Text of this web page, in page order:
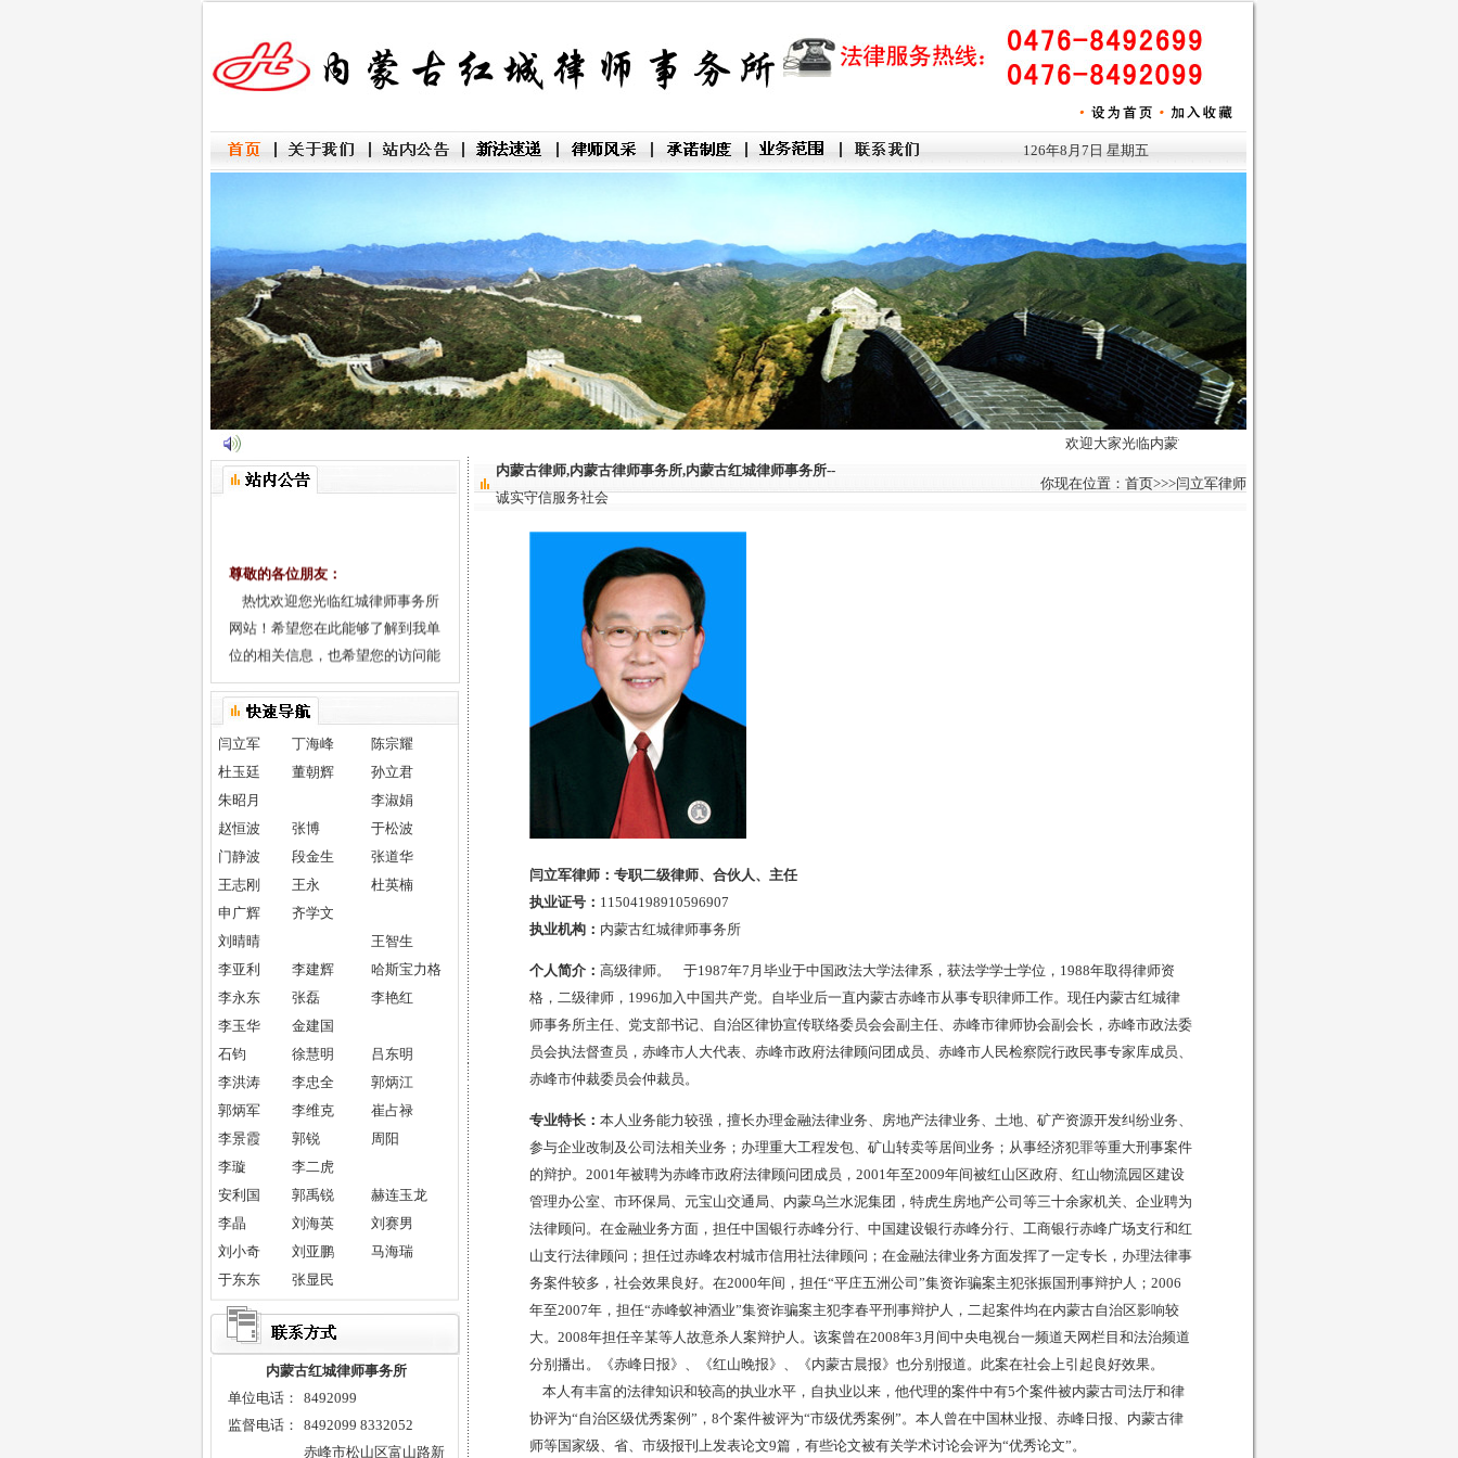
126年8月7日 星期五
欢迎大家光临内蒙古律师,内蒙古律师事务所,内蒙古红城律师事
尊敬的各位朋友：
热忱欢迎您光临红城律师事务所
网站！希望您在此能够了解到我单
位的相关信息，也希望您的访问能
遇。
蒙古红城律师事务所在学习贯彻
《司法部关于加快建立律师诚信制
度的通知》过程中逐步形成的。
公平正义是人类古老的道德准则和
人生理想，更是社会主义的应有之
义。其客观标准主要在是否符合社
会发展的要求与广大群众的利益。
维护正义是红城律师事务所实
践“三个代表”重要思想的具体体
现。
诚实信用作为一种个人美德，是
人们进行社会交往和经济交往的基
本行为准则和成功的保障。对律师
而言，诚信无疑是政治素质、道德
修养、文化素养和职业纪律的综合
体现。红城律师事务所全体同仁将
秉承诚信的传统美德，开创律师事
业的新局面。
律师格言：
律师这个职业是一个高尚的职
业，这个职业在促进社会进步和维
护法律与秩序方面，有着良好的传
统和远大的前程。律师作为国家进
步的先锋，总是热情地捍卫人类的
自由和法律的统治。对于那些有着
闫立军 丁海峰
陈宗耀
杜玉廷
董朝辉
孙立君
朱昭月
李淑娟
赵恒波
张博
于松波
门静波
段金生
张道华
王志刚
王永
杜英楠
申广辉
齐学文
刘晴晴
王智生
李亚利
李建辉
哈斯宝力格
李永东
张磊
李艳红
李玉华
金建国
石钧
徐慧明
吕东明
李洪涛
李忠全
郭炳江
郭炳军
李维克
崔占禄
李景霞
郭锐
周阳
李璇
李二虎
安利国
郭禹锐
赫连玉龙
李晶
刘海英
刘赛男
刘小奇
刘亚鹏
马海瑞
于东东
张显民
内蒙古红城律师事务所
单位电话：
8492099
监督电话：
8492099 8332052
赤峰市松山区富山路新
内蒙古律师,内蒙古律师事务所,内蒙古红城律师事务所--
诚实守信服务社会
你现在位置： 首页>>>闫立军律师
闫立军律师：专职二级律师、合伙人、主任
执业证号： 11504198910596907
执业机构： 内蒙古红城律师事务所
个人简介： 高级律师。 于1987年7月毕业于中国政法大学法律系，获法学学士学位，1988年取得律师资
格，二级律师，1996加入中国共产党。自毕业后一直内蒙古赤峰市从事专职律师工作。现任内蒙古红城律
师事务所主任、党支部书记、自治区律协宣传联络委员会会副主任、赤峰市律师协会副会长，赤峰市政法委
员会执法督查员，赤峰市人大代表、赤峰市政府法律顾问团成员、赤峰市人民检察院行政民事专家库成员、
赤峰市仲裁委员会仲裁员。
专业特长： 本人业务能力较强，擅长办理金融法律业务、房地产法律业务、土地、矿产资源开发纠纷业务、
参与企业改制及公司法相关业务；办理重大工程发包、矿山转卖等居间业务；从事经济犯罪等重大刑事案件
的辩护。2001年被聘为赤峰市政府法律顾问团成员，2001年至2009年间被红山区政府、红山物流园区建设
管理办公室、市环保局、元宝山交通局、内蒙乌兰水泥集团，特虎生房地产公司等三十余家机关、企业聘为
法律顾问。在金融业务方面，担任中国银行赤峰分行、中国建设银行赤峰分行、工商银行赤峰广场支行和红
山支行法律顾问；担任过赤峰农村城市信用社法律顾问；在金融法律业务方面发挥了一定专长，办理法律事
务案件较多，社会效果良好。在2000年间，担任“平庄五洲公司”集资诈骗案主犯张振国刑事辩护人；2006
年至2007年，担任“赤峰蚁神酒业”集资诈骗案主犯李春平刑事辩护人，二起案件均在内蒙古自治区影响较
大。2008年担任辛某等人故意杀人案辩护人。该案曾在2008年3月间中央电视台一频道天网栏目和法治频道
分别播出。《赤峰日报》、《红山晚报》、《内蒙古晨报》也分别报道。此案在社会上引起良好效果。
本人有丰富的法律知识和较高的执业水平，自执业以来，他代理的案件中有5个案件被内蒙古司法厅和律
协评为“自治区级优秀案例”，8个案件被评为“市级优秀案例”。本人曾在中国林业报、赤峰日报、内蒙古律
师等国家级、省、市级报刊上发表论文9篇，有些论文被有关学术讨论会评为“优秀论文”。